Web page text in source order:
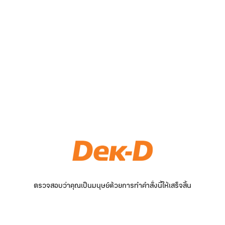
ตรวจสอบว่าคุณเป็นมนุษย์ด้วยการทำคำสั่งนี้ให้เสร็จสิ้น